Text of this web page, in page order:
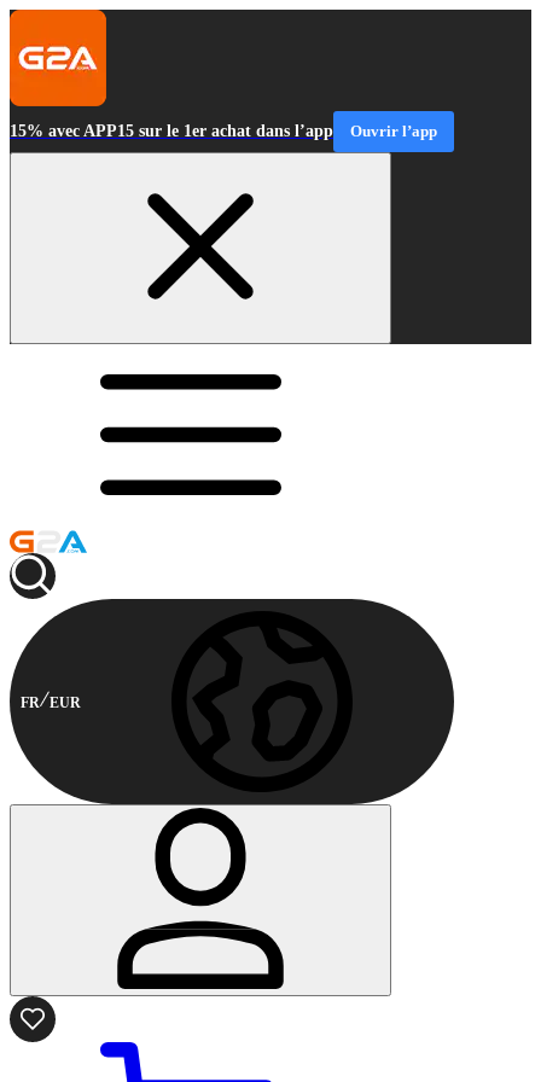
15% avec APP15 sur le 1er achat dans l’app Ouvrir l’app
FR EUR